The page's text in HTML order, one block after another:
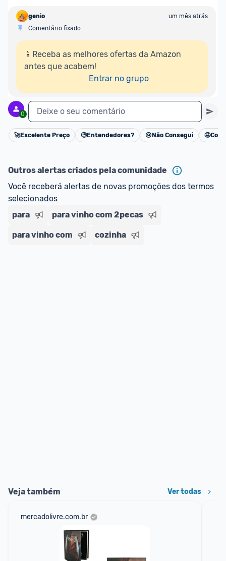
genio
um mês atrás
Comentário fixado
📱Receba as melhores ofertas da Amazon
antes que acabem!
Entrar no grupo
0 Deixe o seu comentário
Cancelar
🚀Excelente Preço 🧐Entendedores? 😢 Não Consegui 🤩
Outros alertas criados pela comunidade
Você receberá alertas de novas promoções dos termos
selecionados
para
para vinho com 2pecas
para vinho com cozinha
Veja também Ver todas
mercadolivre.com.br